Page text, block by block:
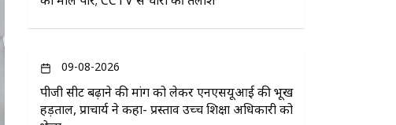
09-08-2026
पीजी सीट बढ़ाने की मांग को लेकर एनएसयूआई की भूख
हड़ताल, प्राचार्य ने कहा- प्रस्ताव उच्च शिक्षा अधिकारी को